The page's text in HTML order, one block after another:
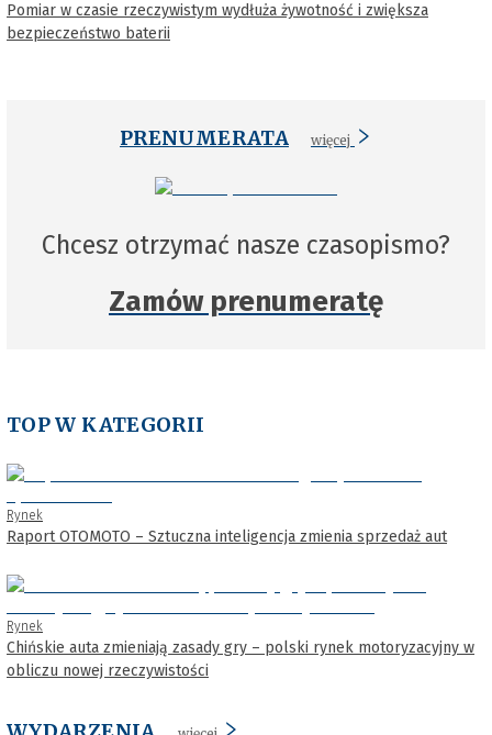
Pomiar w czasie rzeczywistym wydłuża żywotność i zwiększa
bezpieczeństwo baterii
PRENUMERATA więcej
Chcesz otrzymać nasze czasopismo?
Zamów prenumeratę
TOP W KATEGORII
Rynek
Raport OTOMOTO – Sztuczna inteligencja zmienia sprzedaż aut
Rynek
Chińskie auta zmieniają zasady gry – polski rynek motoryzacyjny w
obliczu nowej rzeczywistości